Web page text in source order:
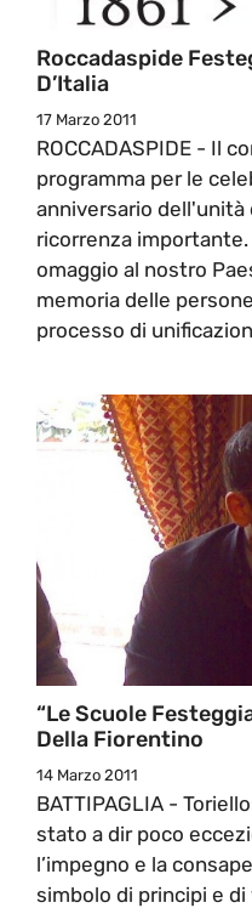
Roccadaspide
D’Italia
17 Marzo 2011
ROCCADASPIDE - Il
programma per le
anniversario dell'unità
ricorrenza
omaggio al nostro
memoria delle
processo di
“Le Scuole
Della Fiorentino
14 Marzo 2011
BATTIPAGLIA -
stato a dir poco
l’impegno e la
simbolo di principi e